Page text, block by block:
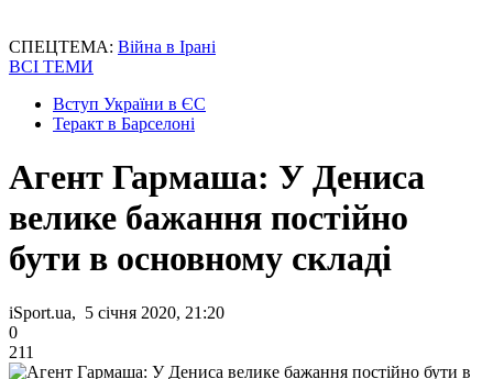
СПЕЦТЕМА: Війна в Ірані
ВСІ ТЕМИ
Вступ України в ЄС
Теракт в Барселоні
Агент Гармаша: У Дениса
велике бажання постійно
бути в основному складі
iSport.ua, 5 січня 2020, 21:20
0
211